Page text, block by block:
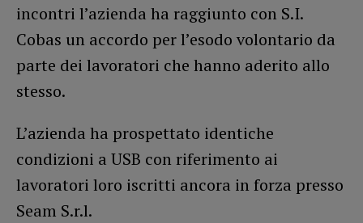
incontri l’azienda ha raggiunto con S.I.
Cobas un accordo per l’esodo volontario da
parte dei lavoratori che hanno aderito allo
stesso.
L’azienda ha prospettato identiche
condizioni a USB con riferimento ai
lavoratori loro iscritti ancora in forza presso
Seam S.r.l.